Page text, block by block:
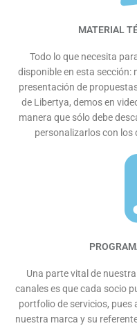
MATERIAL
Todo lo que necesita
disponible en esta sección:
presentación de
de Libertya, demos en
manera que sólo debe
personalizarlos con los
Una parte vital de
canales es que cada socio
portfolio de servicios, pues
nuestra marca y su